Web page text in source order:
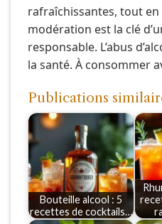
rafraîchissantes, tout en
modération est la clé
responsable. L’abus
la santé. À consommer
Publications
Bouteille alcool : 5
recettes de cocktails…